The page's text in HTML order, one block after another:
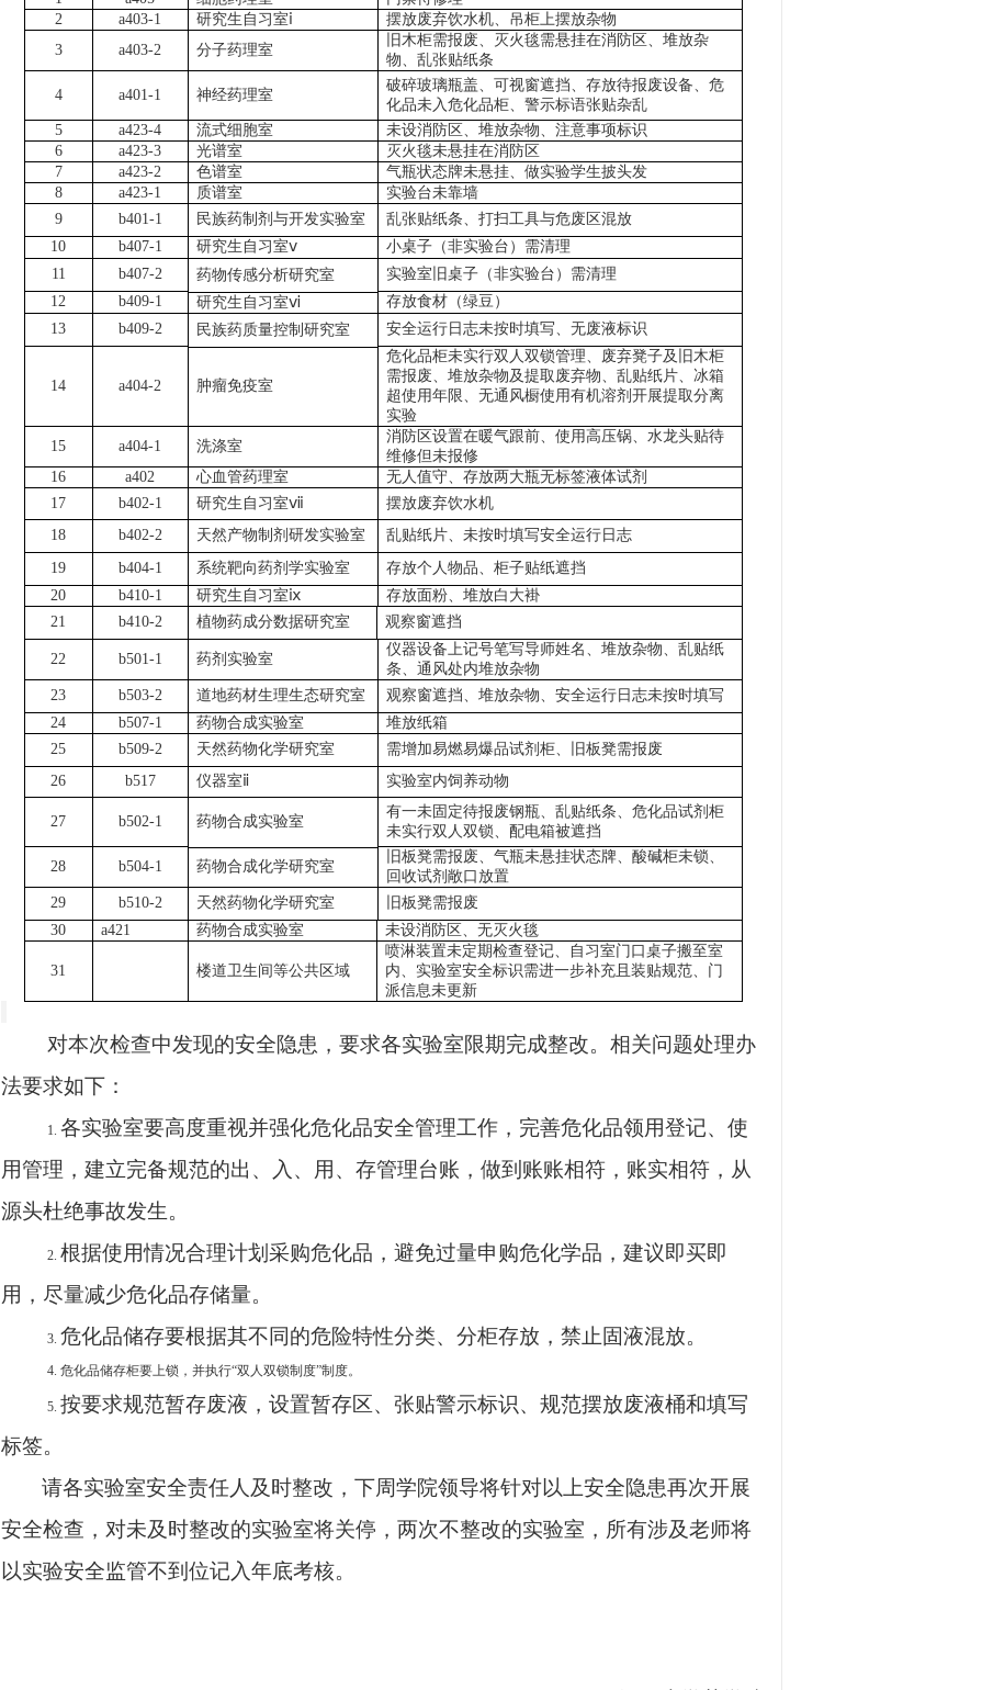
2
a403-1 研究生自习室ⅰ
摆放废弃饮水机、吊柜上摆放杂物
3
a403-2 分子药理室
旧木柜需报废、灭火毯需悬挂在消防区、堆放杂
物、乱张贴纸条
4 a401-1 神经药理室
破碎玻璃瓶盖、可视窗遮挡、存放待报废设备、危
化品未入危化品柜、警示标语张贴杂乱
5
a423-4 流式细胞室
未设消防区、堆放杂物、注意事项标识
6
a423-3 光谱室
灭火毯未悬挂在消防区
7
a423-2 色谱室
气瓶状态牌未悬挂、做实验学生披头发
8
a423-1 质谱室
实验台未靠墙
9
b401-1 民族药制剂与开发实验室
乱张贴纸条、打扫工具与危废区混放
10
b407-1 研究生自习室ⅴ
小桌子（非实验台）需清理
11
b407-2 药物传感分析研究室
实验室旧桌子（非实验台）需清理
12
b409-1 研究生自习室ⅵ
存放食材（绿豆）
13
b409-2 民族药质量控制研究室 安全运行日志未按时填写、无废液标识
14 a404-2 肿瘤免疫室
危化品柜未实行双人双锁管理、废弃凳子及旧木柜
需报废、堆放杂物及提取废弃物、乱贴纸片、冰箱
超使用年限、无通风橱使用有机溶剂开展提取分离
实验
15
a404-1 洗涤室
消防区设置在暖气跟前、使用高压锅、水龙头贴待
维修但未报修
16
a402 心血管药理室
无人值守、存放两大瓶无标签液体试剂
17
b402-1 研究生自习室ⅶ
摆放废弃饮水机
18
b402-2 天然产物制剂研发实验室
乱贴纸片、未按时填写安全运行日志
19
b404-1 系统靶向药剂学实验室
存放个人物品、柜子贴纸遮挡
20
b410-1 研究生自习室ⅸ
存放面粉、堆放白大褂
21
b410-2 植物药成分数据研究室 观察窗遮挡
22 b501-1 药剂实验室
仪器设备上记号笔写导师姓名、堆放杂物、乱贴纸
条、通风处内堆放杂物
23
b503-2 道地药材生理生态研究室
观察窗遮挡、堆放杂物、安全运行日志未按时填写
24
b507-1 药物合成实验室
堆放纸箱
25
b509-2 天然药物化学研究室
需增加易燃易爆品试剂柜、旧板凳需报废
26
b517 仪器室ⅱ 实验室内饲养动物
27 b502-1 药物合成实验室
有一未固定待报废钢瓶、乱贴纸条、危化品试剂柜
未实行双人双锁、配电箱被遮挡
28 b504-1 药物合成化学研究室
旧板凳需报废、气瓶未悬挂状态牌、酸碱柜未锁、
回收试剂敞口放置
29
b510-2 天然药物化学研究室
旧板凳需报废
30
a421 药物合成实验室 未设消防区、无灭火毯
31 楼道卫生间等公共区域
喷淋装置未定期检查登记、自习室门口桌子搬至室
内、实验室安全标识需进一步补充且装贴规范、门
派信息未更新
对本次检查中发现的安全隐患，要求各实验室限期完成整改。 相关问题处理办
法要求如下：
1. 各实验室要高度重视并强化危化品安全管理工作，完善危化品领用登记、使
用管理，建立完备规范的出、入、用、存管理台账，做到账账相符，账实相符，从
源头杜绝事故发生。
2. 根据使用情况合理计划采购危化品，避免过量申购危化学品，建议即买即
用，尽量减少危化品存储量。
3. 危化品储存要根据其不同的危险特性分类、分柜存放，禁止固液混放。
4. 危化品储存柜要上锁，并执行“双人双锁制度”制度。
5. 按要求规范暂存废液，设置暂存区、张贴警示标识、规范摆放废液桶和填写
标签。
请各实验室安全责任人及时整改，下周学院领导将针对以上安全隐患再次开展
安全检查，对未及时整改的实验室将关停，两次不整改的实验室，所有涉及老师将
以实验安全监管不到位记入年底考核。